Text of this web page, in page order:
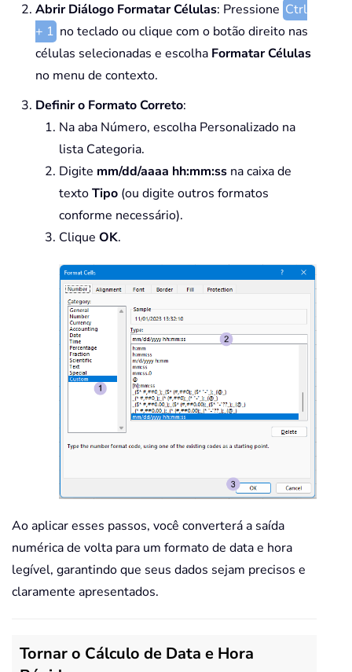
Abrir Diálogo Formatar Células: Pressione Ctrl
+ 1 no teclado ou clique com o botão direito nas
células selecionadas e escolha Formatar Células
no menu de contexto.
Definir o Formato Correto:
Na aba Número, escolha Personalizado na
lista Categoria.
Digite mm/dd/aaaa hh:mm:ss na caixa de
textoTipo (ou digite outros formatos
conforme necessário).
Clique OK.
Ao aplicar esses passos, você converterá a saída
numérica de volta para um formato de data e hora
legível, garantindo que seus dados sejam precisos e
claramente apresentados.
Tornar o Cálculo de Data e Hora